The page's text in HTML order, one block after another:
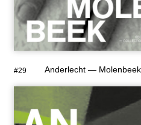
#29 Anderlecht —